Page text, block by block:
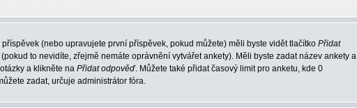
(nebo upravujete první příspěvek, pokud můžete) měli byste vidět tlačítko Přidat
to nevidíte, zřejmě nemáte oprávnění vytvářet ankety). Měli byste zadat název ankety a
a klikněte na Přidat odpověď. Můžete také přidat časový limit pro anketu, kde 0
zadat, určuje administrátor fóra.